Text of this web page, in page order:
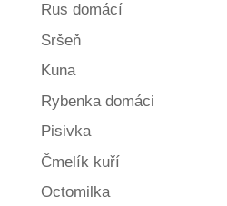
Rus domácí
Sršeň
Kuna
Rybenka domáci
Pisivka
Čmelík kuří
Octomilka